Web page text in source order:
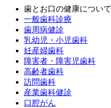
歯とお口の健康について
一般歯科診療
歯周病健診
乳幼児・小児歯科
妊産婦歯科
障害者・障害児歯科
高齢者歯科
訪問歯科
産業歯科健診
口腔がん